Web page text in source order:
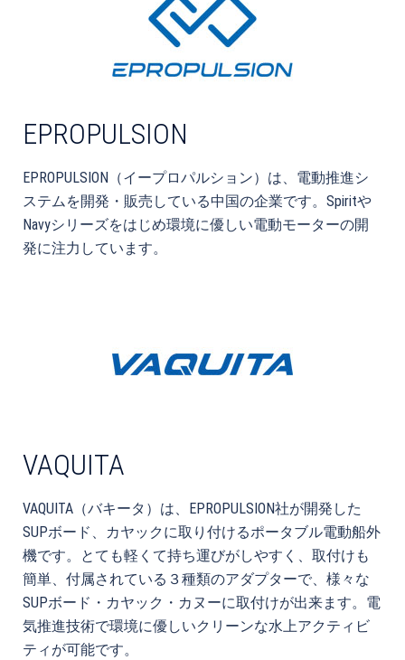
EPROPULSION
EPROPULSION（イープロパルション）は、電動推進シ
ステムを開発・販売している中国の企業です。Spiritや
Navyシリーズをはじめ環境に優しい電動モーターの開
発に注力しています。
VAQUITA
VAQUITA（バキータ）は、EPROPULSION社が開発した
SUPボード、カヤックに取り付けるポータブル電動船外
機です。とても軽くて持ち運びがしやすく、取付けも
簡単、付属されている３種類のアダプターで、様々な
SUPボード・カヤック・カヌーに取付けが出来ます。電
気推進技術で環境に優しいクリーンな水上アクティビ
ティが可能です。